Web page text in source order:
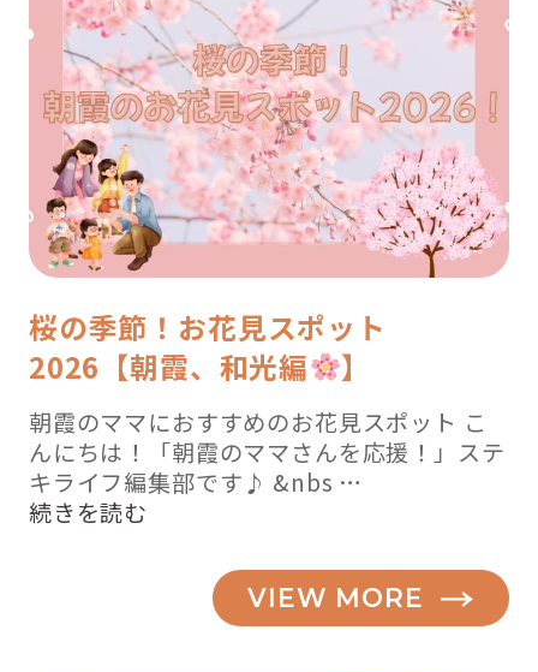
桜の季節！お花見スポット
2026【朝霞、和光編
】
朝霞のママにおすすめのお花見スポット こ
んにちは！「朝霞のママさんを応援！」ステ
キライフ編集部です♪ &nbs …
“桜
続きを読む
VIEW MORE